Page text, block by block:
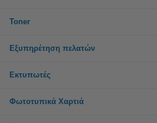
Toner
Εξυπηρέτηση πελατών
Εκτυπωτές
Φωτοτυπικά Χαρτιά